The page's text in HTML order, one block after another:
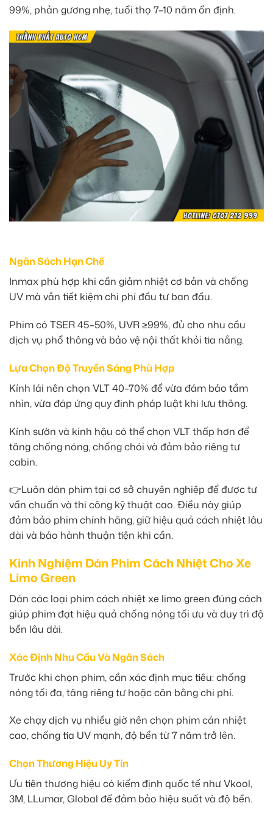
99%, phản gương nhẹ, tuổi thọ 7–10 năm ổn định.
Ngân Sách Hạn Chế
Inmax phù hợp khi cần giảm nhiệt cơ bản và chống
UV mà vẫn tiết kiệm chi phí đầu tư ban đầu.
Phim có TSER 45–50%, UVR ≥99%, đủ cho nhu cầu
dịch vụ phổ thông và bảo vệ nội thất khỏi tia nắng.
Lựa Chọn Độ Truyền Sáng Phù Hợp
Kính lái nên chọn VLT 40–70% để vừa đảm bảo tầm
nhìn, vừa đáp ứng quy định pháp luật khi lưu thông.
Kính sườn và kính hậu có thể chọn VLT thấp hơn để
tăng chống nóng, chống chói và đảm bảo riêng tư
cabin.
👉Luôn dán phim tại cơ sở chuyên nghiệp để được tư
vấn chuẩn và thi công kỹ thuật cao. Điều này giúp
đảm bảo phim chính hãng, giữ hiệu quả cách nhiệt lâu
dài và bảo hành thuận tiện khi cần.
Kinh Nghiệm Dán Phim Cách Nhiệt Cho Xe
Limo Green
Dán các loại phim cách nhiệt xe limo green đúng cách
giúp phim đạt hiệu quả chống nóng tối ưu và duy trì độ
bền lâu dài.
Xác Định Nhu Cầu Và Ngân Sách
Trước khi chọn phim, cần xác định mục tiêu: chống
nóng tối đa, tăng riêng tư hoặc cân bằng chi phí.
Xe chạy dịch vụ nhiều giờ nên chọn phim cản nhiệt
cao, chống tia UV mạnh, độ bền từ 7 năm trở lên.
Chọn Thương Hiệu Uy Tín
Ưu tiên thương hiệu có kiểm định quốc tế như Vkool,
3M, LLumar, Global để đảm bảo hiệu suất và độ bền.